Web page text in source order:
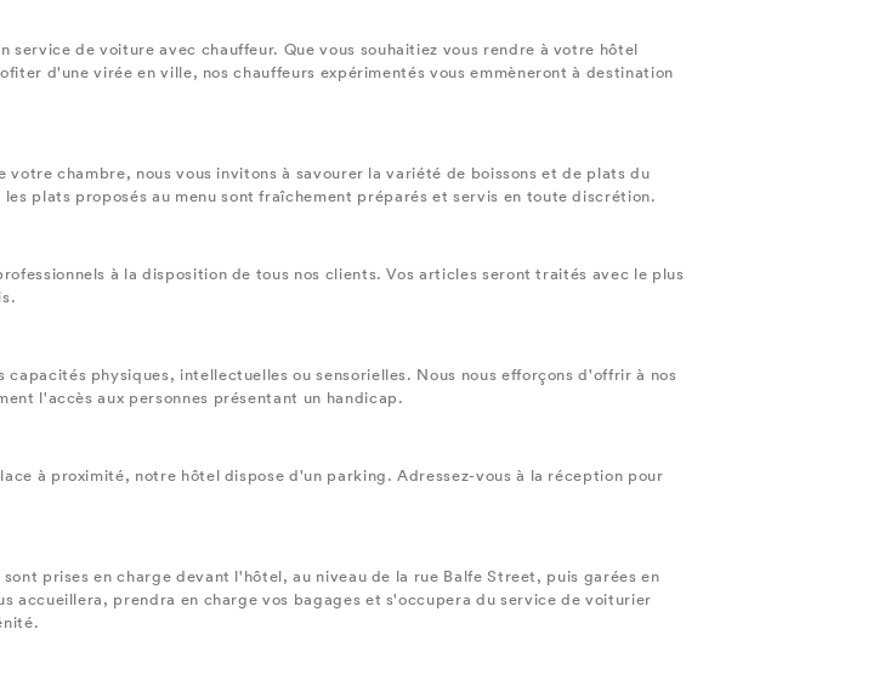
de voiture avec chauffeur. Que vous souhaitiez vous rendre à votre hôtel
d'une virée en ville, nos chauffeurs expérimentés vous emmèneront à destination
chambre, nous vous invitons à savourer la variété de boissons et de plats du
plats proposés au menu sont fraîchement préparés et servis en toute discrétion.
à la disposition de tous nos clients. Vos articles seront traités avec le plus
physiques, intellectuelles ou sensorielles. Nous nous efforçons d'offrir à nos
l'accès aux personnes présentant un handicap.
à proximité, notre hôtel dispose d'un parking. Adressez-vous à la réception pour
prises en charge devant l'hôtel, au niveau de la rue Balfe Street, puis garées en
prendra en charge vos bagages et s'occupera du service de voiturier